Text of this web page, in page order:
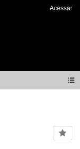
Acessar